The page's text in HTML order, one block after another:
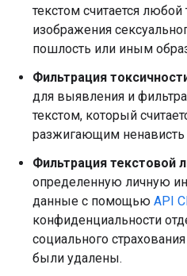
текстом считается
изображения
пошлость или иным
Фильтрация
для выявления и
текстом, который
разжигающим
Фильтрация текстовой
определенную личную
данные с помощью API
конфиденциальности
социального
были удалены.